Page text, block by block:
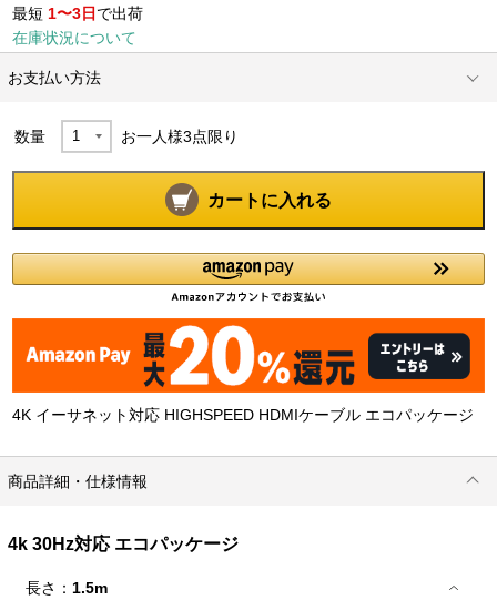
最短 1〜3日 で出荷
在庫状況について
お支払い方法
数量 お一人様3点限り
カートに入れる
4K イーサネット対応 HIGHSPEED HDMIケーブル エコパッケージ
商品詳細・仕様情報
4k 30Hz対応 エコパッケージ
長さ：1.5m